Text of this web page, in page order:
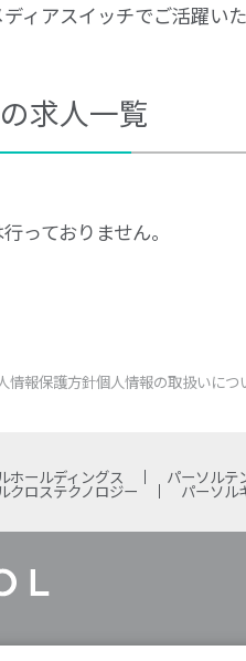
ィアスイッチでご活躍い
求人一覧
っておりません。
情報保護方針個人情報の取扱いにつ
ホールディングス パーソルテ
クロステクノロジー パーソル